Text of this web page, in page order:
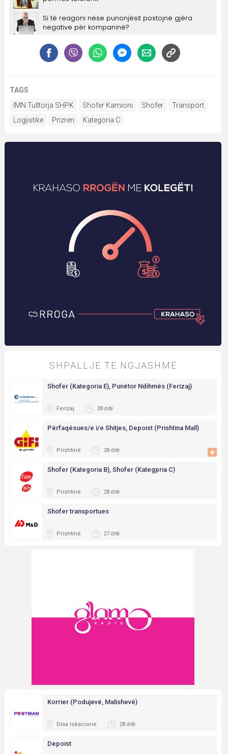
TAGS
IMN Tulltorja SHPK
Shofer Kamioni Shofer
Transport
Logjistike
Prizren Kategoria C
SHPALLJE TE NGJASHME
Shofer (Kategoria E), Punëtor Ndihmës (Ferizaj)
Ferizaj 28 ditë
Përfaqësues/e i/e Shitjes, Depoist (Prishtina Mall)
Prishtinë 28 ditë
Shofer (Kategoria B), Shofer (Kategpria C)
Prishtinë 28 ditë
Shofer transportues
Prishtinë 27 ditë
Korrier (Podujevë, Malishevë)
Disa lokacione 28 ditë
Depoist